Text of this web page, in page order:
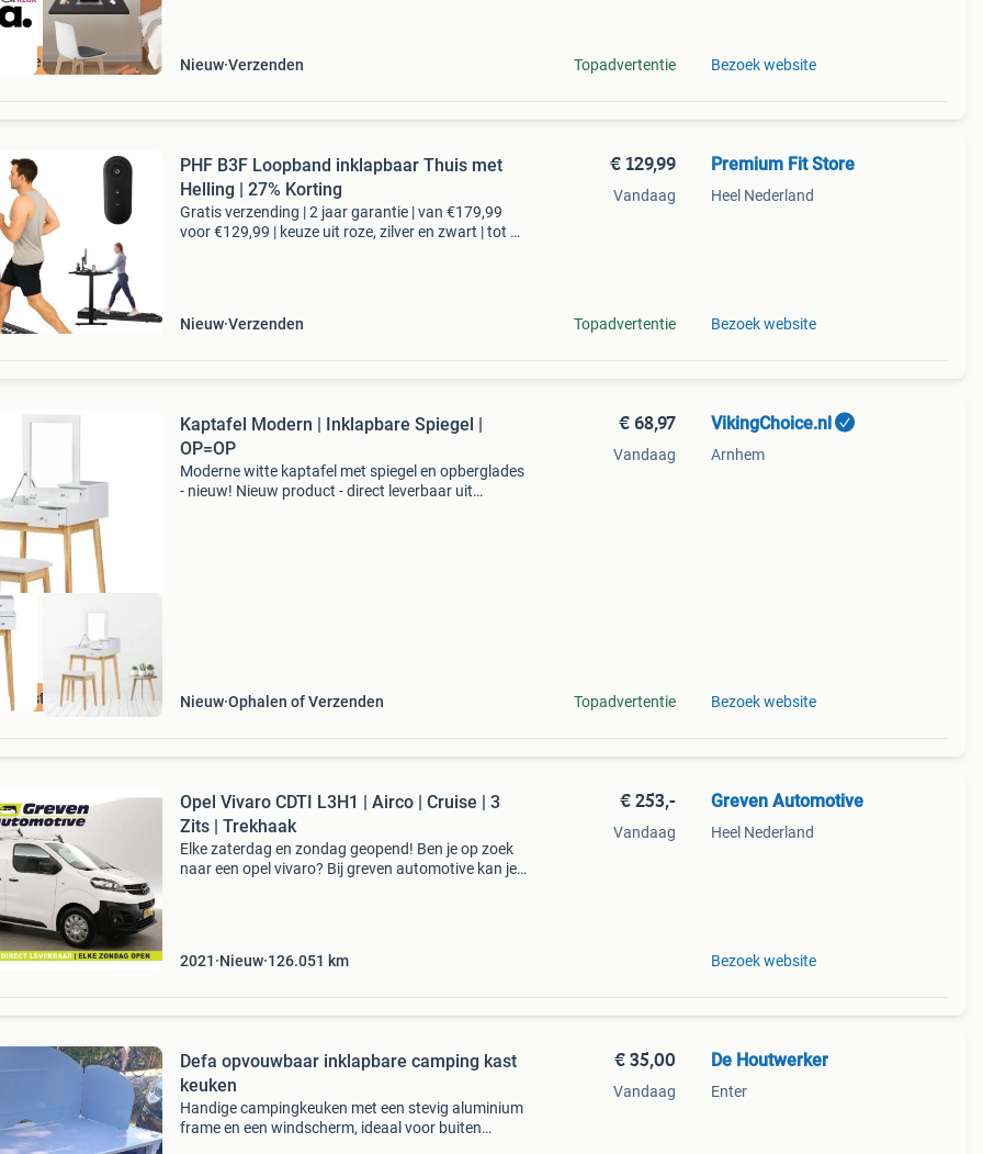
met 9+ Nieuw Verzenden Topadvertentie Bezoek website
PHF B3F Loopband inklapbaar Thuis met
Helling | 27% Korting
Gratis verzending | 2 jaar garantie | van €179,99
voor €129,99 | keuze uit roze, zilver en zwart | tot 8
Nieuw Verzenden
€ 129,99
Vandaag
Topadvertentie
Premium Fit Store
Heel Nederland
Bezoek website
beste prijs
Kaptafel Modern | Inklapbare Spiegel |
OP=OP
Moderne witte kaptafel met spiegel en opberglades
- nieuw! Nieuw product - direct leverbaar uit
Nieuw Ophalen of Verzenden
€ 68,97
Vandaag
Topadvertentie
VikingChoice.nl
Arnhem
Bezoek website
Opel Vivaro CDTI L3H1 | Airco | Cruise | 3
Zits | Trekhaak
Elke zaterdag en zondag geopend! Ben je op zoek
naar een opel vivaro? Bij greven automotive kan je
2021 Nieuw 126.051 km
€ 253,-
Vandaag
Greven Automotive
Heel Nederland
Bezoek website
Defa opvouwbaar inklapbare camping kast
keuken
Handige campingkeuken met een stevig aluminium
frame en een windscherm, ideaal voor buiten
€ 35,00
Vandaag
De Houtwerker
Enter